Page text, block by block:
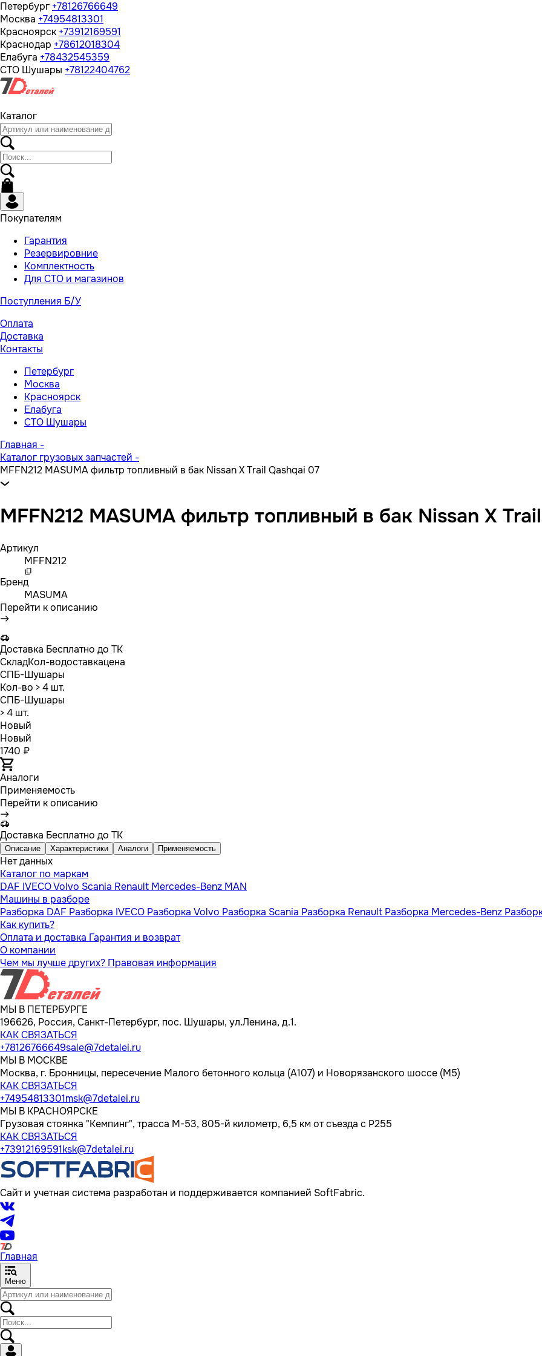
Петербург +78126766649
Москва +74954813301
Красноярск +73912169591
Краснодар +78612018304
Елабуга +78432545359
СТО Шушары +78122404762
Каталог
Покупателям
Гарантия
Резервировние
Комплектность
Для СТО и магазинов
Поступления Б/У
Оплата
Доставка
Контакты
Петербург
Москва
Красноярск
Елабуга
СТО Шушары
Главная -
Каталог грузовых запчастей -
MFFN212 MASUMA фильтр топливный в бак Nissan X Trail Qashqai 07
MFFN212 MASUMA фильтр топливный в бак Nissan X
Артикул
MFFN212
Бренд
MASUMA
Перейти к описанию
Доставка Бесплатно до ТК
СкладКол-водоставкацена
СПБ-Шушары
Кол-во > 4 шт.
СПБ-Шушары
> 4 шт.
Новый
Новый
1740 ₽
Аналоги
Применяемость
Перейти к описанию
Доставка Бесплатно до ТК
Описание Характеристики Аналоги Применяемость
Нет данных
Каталог по маркам
DAF IVECOVolvo Scania Renault Mercedes-Benz MAN
Машины в разборе
Разборка DAF Разборка IVECO Разборка Volvo Разборка Scania Разборка Renault Разборка Mercedes-Benz
Как купить?
Оплата и доставка Гарантия и возврат
О компании
Чем мы лучше других? Правовая информация
МЫ В ПЕТЕРБУРГЕ
196626, Россия, Санкт-Петербург, пос. Шушары, ул.Ленина, д.1.
КАК СВЯЗАТЬСЯ
+78126766649sale@7detalei.ru
МЫ В МОСКВЕ
Москва, г. Бронницы, пересечение Малого бетонного кольца (А107) и Новорязанского шоссе (М5)
КАК СВЯЗАТЬСЯ
+74954813301msk@7detalei.ru
МЫ В КРАСНОЯРСКЕ
Грузовая стоянка "Кемпинг", трасса M-53, 805-й километр, 6,5 км от съезда с Р255
КАК СВЯЗАТЬСЯ
+73912169591ksk@7detalei.ru
Сайт и учетная система разработан и поддерживается компанией SoftFabric.
Главная
Меню